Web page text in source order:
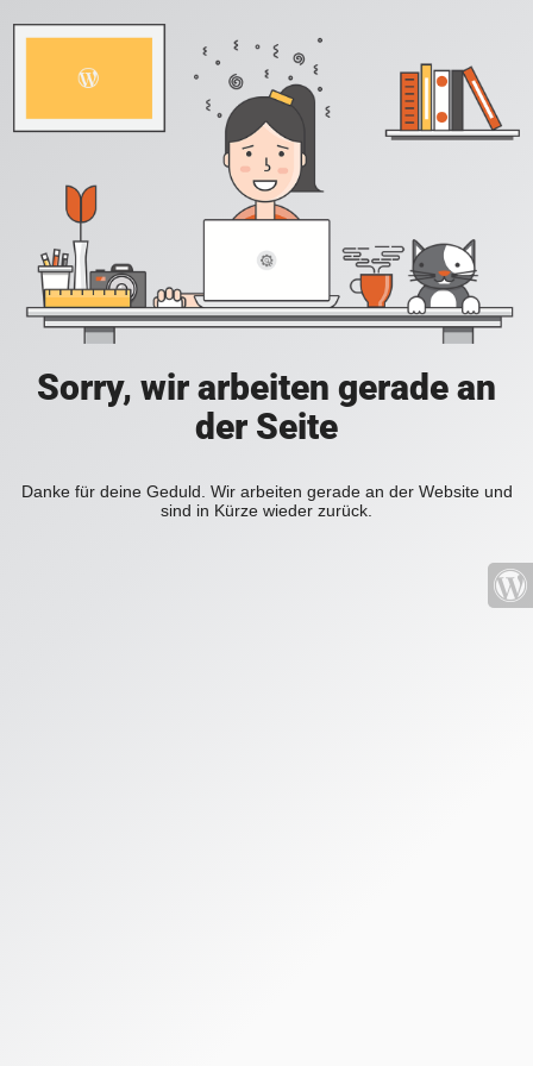
Sorry, wir arbeiten gerade an
der Seite
Danke für deine Geduld. Wir arbeiten gerade an der Website und
sind in Kürze wieder zurück.